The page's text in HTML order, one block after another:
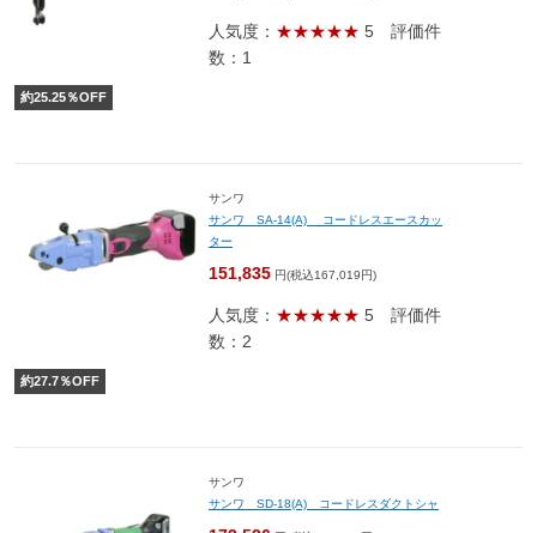
人気度： ★★★★★ 5 評価件
数：1
約25.25％OFF
サンワ
サンワ SA-14(A) コードレスエースカッ
ター
151,835 円(税込167,019円)
人気度： ★★★★★ 5 評価件
数：2
約27.7％OFF
サンワ
サンワ SD-18(A) コードレスダクトシャ